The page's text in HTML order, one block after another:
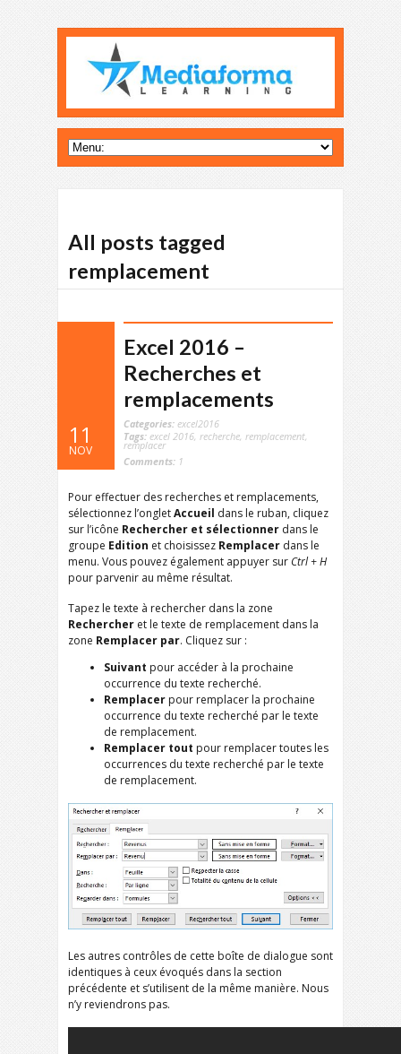
All posts tagged
remplacement
11
NOV
Excel 2016 –
Recherches et
remplacements
Categories: excel2016
Tags: excel 2016, recherche, remplacement,
remplacer
Comments: 1
Pour effectuer des recherches et remplacements,
sélectionnez l’ongletAccueil dans le ruban, cliquez
sur l’icône Rechercher et sélectionner dans le
groupe Edition et choisissez Remplacer dans le
menu. Vous pouvez également appuyer sur Ctrl + H
pour parvenir au même résultat.
Tapez le texte à rechercher dans la zone
Rechercher et le texte de remplacement dans la
zone Remplacer par. Cliquez sur :
Suivant pour accéder à la prochaine
occurrence du texte recherché.
Remplacer pour remplacer la prochaine
occurrence du texte recherché par le texte
de remplacement.
Remplacer tout pour remplacer toutes les
occurrences du texte recherché par le texte
de remplacement.
Les autres contrôles de cette boîte de dialogue sont
identiques à ceux évoqués dans la section
précédente et s’utilisent de la même manière. Nous
n’y reviendrons pas.